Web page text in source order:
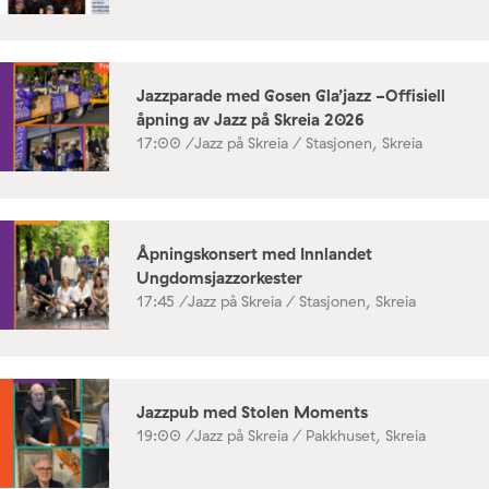
Jazzparade med Gosen Gla’jazz -Offisiell
åpning av Jazz på Skreia 2026
17:00 /Jazz på Skreia / Stasjonen, Skreia
Åpningskonsert med Innlandet
Ungdomsjazzorkester
17:45 /Jazz på Skreia / Stasjonen, Skreia
Jazzpub med Stolen Moments
19:00 /Jazz på Skreia / Pakkhuset, Skreia